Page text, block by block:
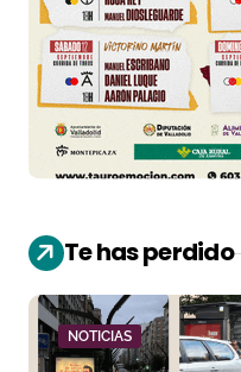
Te has perdido
NOTICIAS